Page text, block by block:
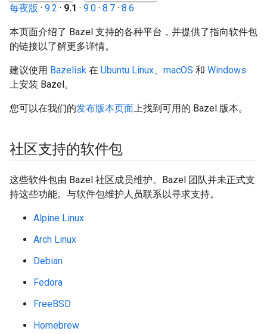
每夜版 · 9.2 · 9.1 · 9.0 · 8.7 · 8.6
本页面介绍了 Bazel 支持的各种平台，并提供了指向软件包
的链接以了解更多详情。
建议使用 Bazelisk 在 Ubuntu Linux、 macOS 和 Windows
上安装 Bazel。
您可以在我们的发布版本页面上找到可用的 Bazel 版本。
社区支持的软件包
这些软件包由 Bazel 社区成员维护。Bazel 团队并未正式支
持这些功能。与软件包维护人员联系以寻求支持。
Alpine Linux
Arch Linux
Debian
Fedora
FreeBSD
Homebrew